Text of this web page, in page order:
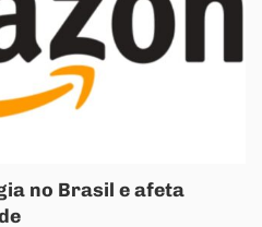
no Brasil e afeta